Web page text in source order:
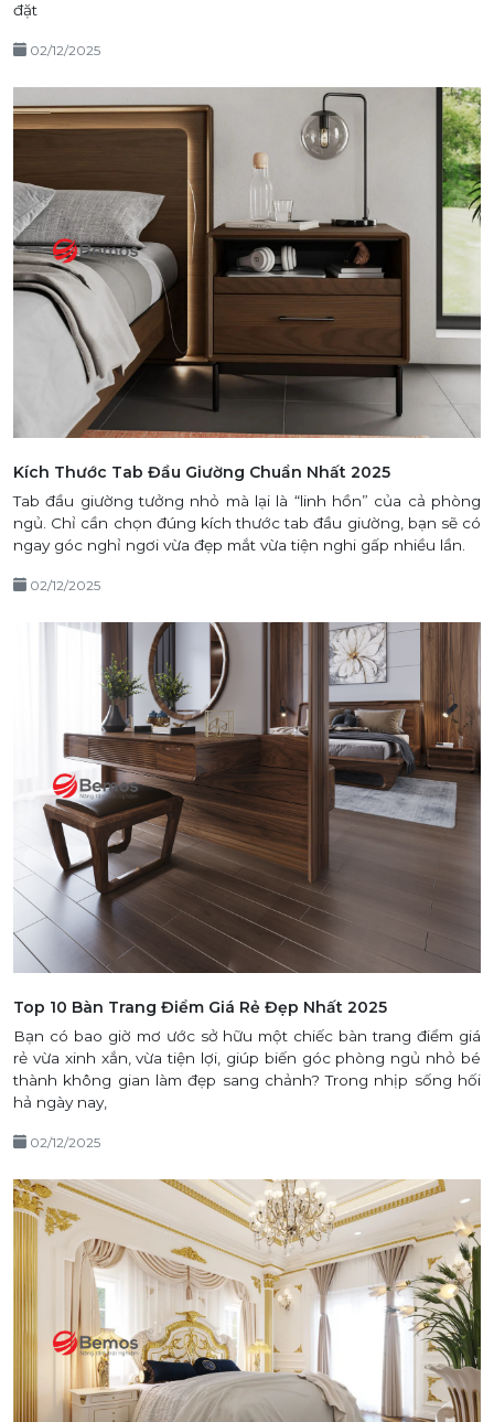
đặt
02/12/2025
Kích Thước Tab Đầu Giường Chuẩn Nhất 2025
Tab đầu giường tưởng nhỏ mà lại là “linh hồn” của cả phòng
ngủ. Chỉ cần chọn đúng kích thước tab đầu giường, bạn sẽ có
ngay góc nghỉ ngơi vừa đẹp mắt vừa tiện nghi gấp nhiều lần.
02/12/2025
Top 10 Bàn Trang Điểm Giá Rẻ Đẹp Nhất 2025
Bạn có bao giờ mơ ước sở hữu một chiếc bàn trang điểm giá
rẻ vừa xinh xắn, vừa tiện lợi, giúp biến góc phòng ngủ nhỏ bé
thành không gian làm đẹp sang chảnh? Trong nhịp sống hối
hả ngày nay,
02/12/2025